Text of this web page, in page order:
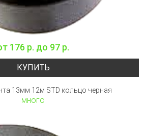
176 р. до 97 р.
КУПИТЬ
13мм 12м STD кольцо черная
много